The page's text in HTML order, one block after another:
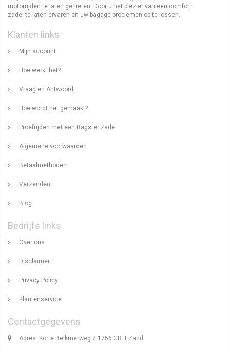
motorrijden te laten genieten. Door u het plezier van een comfort
zadel te laten ervaren en uw bagage problemen op te lossen.
Klanten links
Mijn account
Hoe werkt het?
Vraag en Antwoord
Hoe wordt het gemaakt?
Proefrijden met een Bagster zadel
Algemene voorwaarden
Betaalmethoden
Verzenden
Blog
Bedrijfs links
Over ons
Disclaimer
Privacy Policy
Klantenservice
Contactgegevens
Adres: Korte Belkmerweg 7 1756 CB 't Zand